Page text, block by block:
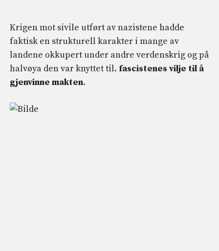
Krigen mot sivile utført av nazistene hadde
faktisk en strukturell karakter i mange av
landene okkupert under andre verdenskrig og på
halvøya den var knyttet til. fascistenes vilje til å
gjenvinne makten.